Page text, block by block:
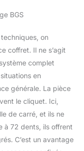
à poignée
2") 10 mm
x 12,5 mm
| Porte-
8 mm
à douille,
10 à 22 - 24
mm |
clé, douze
- 19 - 22 mm
bougies
BGS
on
coffret. Il ne s’agit
complet
en
générale. La pièce
le cliquet. Ici,
de carré, et ils ne
à 72 dents, ils offrent
C’est un avantage